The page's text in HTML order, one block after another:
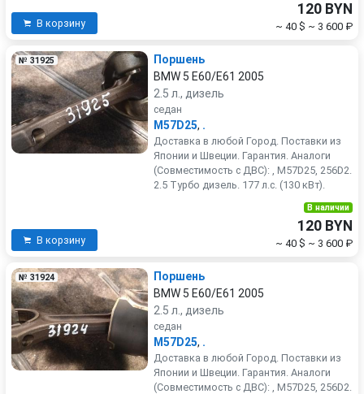
В корзину
120 BYN
~ 40 $ ~ 3 600 ₽
№ 31925
Поршень
BMW 5 E60/E61 2005
2.5 л., дизель
седан
M57D25, .
Доставка в любой Город. Поставки из
Японии и Швеции. Гарантия. Аналоги
(Совместимость с ДВС): , M57D25, 256D2.
2.5 Турбо дизель. 177 л.с. (130 кВт).
В корзину
В наличии
120 BYN
~ 40 $ ~ 3 600 ₽
№ 31924
Поршень
BMW 5 E60/E61 2005
2.5 л., дизель
седан
M57D25, .
Доставка в любой Город. Поставки из
Японии и Швеции. Гарантия. Аналоги
(Совместимость с ДВС): , M57D25, 256D2.